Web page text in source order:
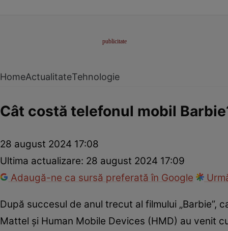
HomeActualitateTehnologie
Cât costă telefonul mobil
28 august 2024 17:08
Ultima actualizare: 28 august 2024 17:09
Adaugă-ne ca sursă preferată în Google
După succesul de anul trecut al filmului „Barbie”,
Mattel și Human Mobile Devices (HMD) au venit